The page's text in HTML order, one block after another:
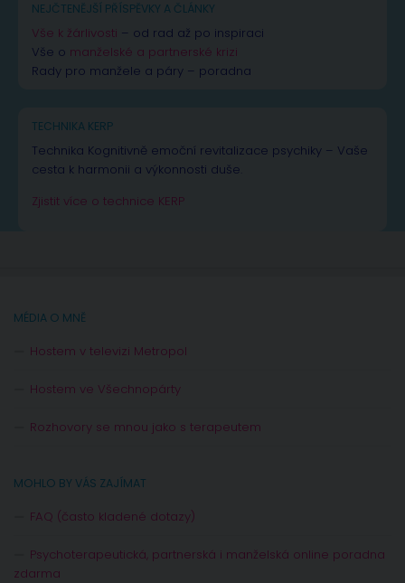
NEJČTENĚJŠÍ PŘÍSPĚVKY A ČLÁNKY
Vše k žárlivosti – od rad až po inspiraci
Vše o manželské a partnerské krizi
Rady pro manžele a páry – poradna
TECHNIKA KERP
Technika Kognitivně emoční revitalizace psychiky – Vaše
cesta k harmonii a výkonnosti duše.
Zjistit více o technice KERP
MÉDIA O MNĚ
Hostem v televizi Metropol
Hostem ve Všechnopárty
Rozhovory se mnou jako s terapeutem
MOHLO BY VÁS ZAJÍMAT
FAQ (často kladené dotazy)
Psychoterapeutická, partnerská i manželská online poradna
zdarma